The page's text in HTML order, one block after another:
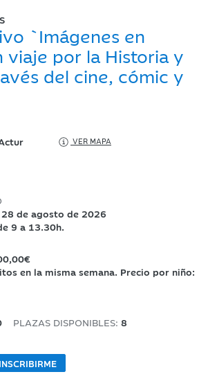
`Imágenes en
viaje por la Historia y
del cine, cómic y
VER MAPA
de agosto de 2026
9 a 13.30h.
en la misma semana. Precio por niño:
PLAZAS DISPONIBLES: 8
INSCRIBIRME